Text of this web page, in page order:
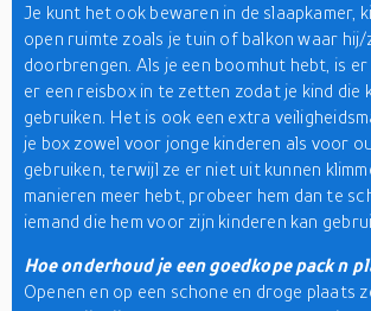
Je kunt het ook bewaren in de slaapkamer,
open ruimte zoals je tuin of balkon waar hij/
doorbrengen. Als je een boomhut hebt, is
er een reisbox in te zetten zodat je kind die
gebruiken. Het is ook een extra
je box zowel voor jonge kinderen als voor
gebruiken, terwijl ze er niet uit kunnen
manieren meer hebt, probeer hem dan te
iemand die hem voor zijn kinderen kan
Hoe onderhoud je een goedkope pack n
Openen en op een schone en droge plaats